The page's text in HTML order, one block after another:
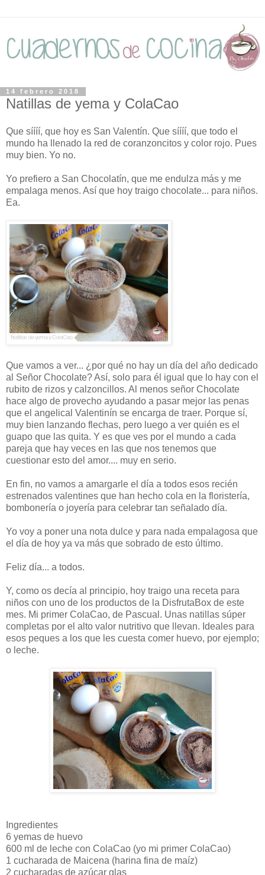
14 febrero 2018
Natillas de yema y ColaCao
Que síííí, que hoy es San Valentín. Que síííí, que todo el
mundo ha llenado la red de coranzoncitos y color rojo. Pues
muy bien. Yo no.
Yo prefiero a San Chocolatín, que me endulza más y me
empalaga menos. Así que hoy traigo chocolate... para niños.
Ea.
Que vamos a ver... ¿por qué no hay un día del año dedicado
al Señor Chocolate? Así, solo para él igual que lo hay con el
rubito de rizos y calzoncillos. Al menos señor Chocolate
hace algo de provecho ayudando a pasar mejor las penas
que el angelical Valentinín se encarga de traer. Porque sí,
muy bien lanzando flechas, pero luego a ver quién es el
guapo que las quita. Y es que ves por el mundo a cada
pareja que hay veces en las que nos tenemos que
cuestionar esto del amor.... muy en serio.
En fin, no vamos a amargarle el día a todos esos recién
estrenados valentines que han hecho cola en la floristería,
bombonería o joyería para celebrar tan señalado día.
Yo voy a poner una nota dulce y para nada empalagosa que
el día de hoy ya va más que sobrado de esto último.
Feliz día... a todos.
Y, como os decía al principio, hoy traigo una receta para
niños con uno de los productos de la DisfrutaBox de este
mes. Mi primer ColaCao, de Pascual. Unas natillas súper
completas por el alto valor nutritivo que llevan. Ideales para
esos peques a los que les cuesta comer huevo, por ejemplo;
o leche.
Ingredientes
6 yemas de huevo
600 ml de leche con ColaCao (yo mi primer ColaCao)
1 cucharada de Maicena (harina fina de maíz)
2 cucharadas de azúcar glas